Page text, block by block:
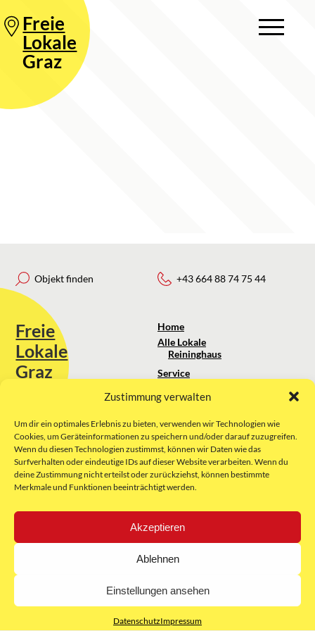
Zustimmung verwalten
Um dir ein optimales Erlebnis zu bieten, verwenden wir Technologien wie
Cookies, um Geräteinformationen zu speichern und/oder darauf zuzugreifen.
Wenn du diesen Technologien zustimmst, können wir Daten wie das
Surfverhalten oder eindeutige IDs auf dieser Website verarbeiten. Wenn du
deine Zustimmung nicht erteilst oder zurückziehst, können bestimmte
Merkmale und Funktionen beeinträchtigt werden.
Akzeptieren
Ablehnen
Einstellungen ansehen
DatenschutzImpressum
Freie
Lokale
Graz
Objekt finden
Freie
Lokale
Graz
Sie erreichen uns unter:
kontakt@freielokale-graz.at
Website by Rubikon Werbeagentur
GmbH
+43 664 88 74 75 44
Home
Alle Lokale
Reininghaus
Service
Über uns
Impressum
AGB
Datenschutz
E-Mail